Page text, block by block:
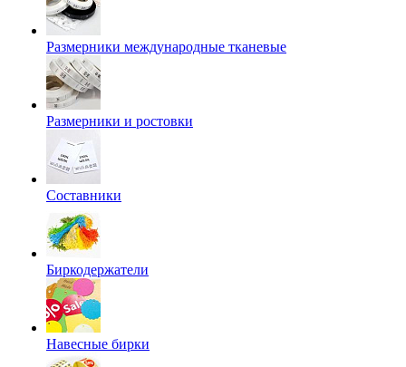
Размерники международные тканевые
Размерники и ростовки
Составники
Биркодержатели
Навесные бирки